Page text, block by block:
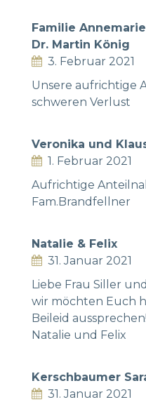
Familie
Dr. Martin König
3. Februar 2021
Unsere aufrichtige
schweren Verlust
Veronika und
1. Februar 2021
Aufrichtige
Fam.Brandfellner
Natalie & Felix
31. Januar 2021
Liebe Frau Siller
wir möchten Euch
Beileid aussprechen!
Natalie und Felix
Kerschbaumer
31. Januar 2021